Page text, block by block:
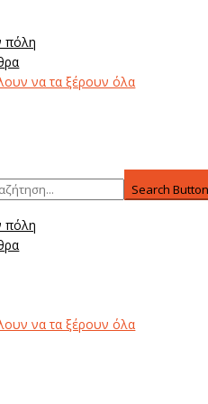
πόλη
να τα ξέρουν όλα
Search
πόλη
να τα ξέρουν όλα